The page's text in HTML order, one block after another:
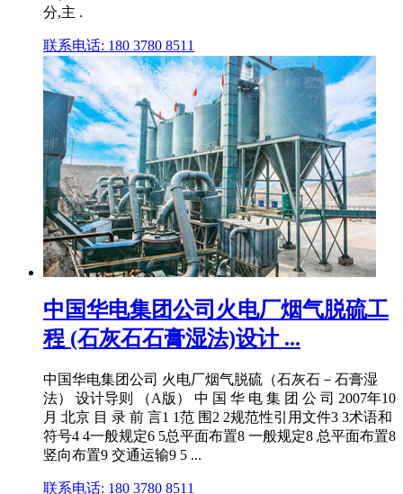
分,主 .
联系电话: 180 3780 8511
中国华电集团公司火电厂烟气脱硫工
程 (石灰石石膏湿法)设计 ...
中国华电集团公司 火电厂烟气脱硫（石灰石－石膏湿
法） 设计导则 （A版） 中 国 华 电 集 团 公 司 2007年10
月 北京 目 录 前 言1 1范 围2 2规范性引用文件3 3术语和
符号4 4一般规定6 5总平面布置8 一般规定8 总平面布置8
竖向布置9 交通运输9 5 ...
联系电话: 180 3780 8511